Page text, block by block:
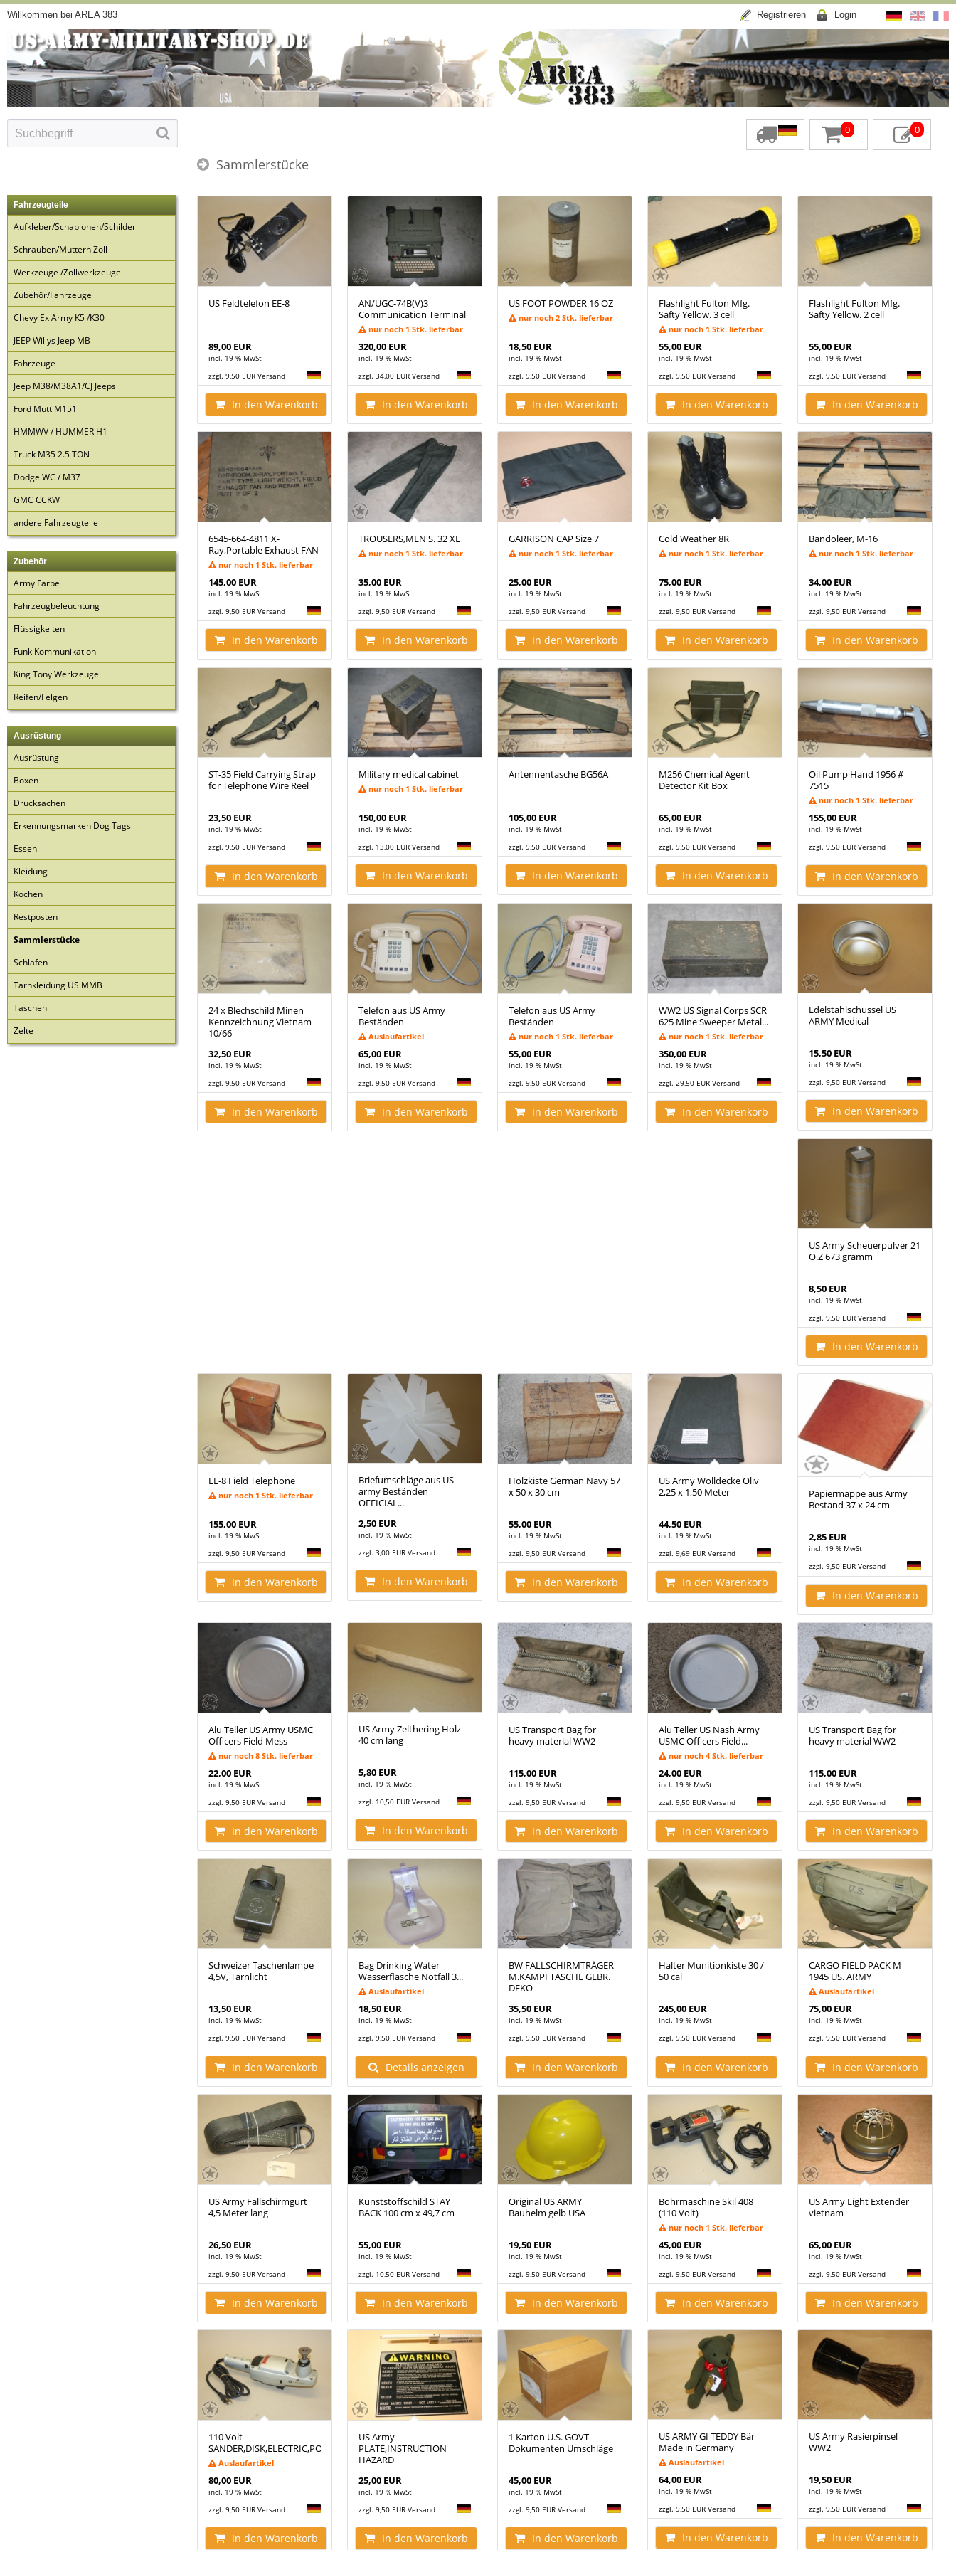
Willkommen bei AREA 383 Registrieren Login
0 0
Sammlerstücke
Fahrzeugteile
Aufkleber/Schablonen/Schilder
Schrauben/Muttern Zoll
Werkzeuge /Zollwerkzeuge
Zubehör/Fahrzeuge
Chevy Ex Army K5 /K30
JEEP Willys Jeep MB
Fahrzeuge
Jeep M38/M38A1/CJ Jeeps
Ford Mutt M151
HMMWV / HUMMER H1
Truck M35 2.5 TON
Dodge WC / M37
GMC CCKW
andere Fahrzeugteile
Zubehör
Army Farbe
Fahrzeugbeleuchtung
Flüssigkeiten
Funk Kommunikation
King Tony Werkzeuge
Reifen/Felgen
Ausrüstung
Ausrüstung
Boxen
Drucksachen
Erkennungsmarken Dog Tags
Essen
Kleidung
Kochen
Restposten
Sammlerstücke
Schlafen
Tarnkleidung US MMB
Taschen
Zelte
US Feldtelefon EE-8
89,00 EUR
incl. 19 % MwSt
zzgl. 9,50 EUR Versand
In den Warenkorb
AN/UGC-74B(V)3
Communication Terminal
nur noch 1 Stk. lieferbar
320,00 EUR
incl. 19 % MwSt
zzgl. 34,00 EUR Versand
In den Warenkorb
US FOOT POWDER 16 OZ
nur noch 2 Stk. lieferbar
18,50 EUR
incl. 19 % MwSt
zzgl. 9,50 EUR Versand
In den Warenkorb
Flashlight Fulton Mfg.
Safty Yellow. 3 cell
nur noch 1 Stk. lieferbar
55,00 EUR
incl. 19 % MwSt
zzgl. 9,50 EUR Versand
In den Warenkorb
Flashlight Fulton Mfg.
Safty Yellow. 2 cell
55,00 EUR
incl. 19 % MwSt
zzgl. 9,50 EUR Versand
In den Warenkorb
6545-664-4811 X-
Ray,Portable Exhaust FAN
nur noch 1 Stk. lieferbar
145,00 EUR
incl. 19 % MwSt
zzgl. 9,50 EUR Versand
In den Warenkorb
TROUSERS,MEN'S. 32 XL
nur noch 1 Stk. lieferbar
35,00 EUR
incl. 19 % MwSt
zzgl. 9,50 EUR Versand
In den Warenkorb
GARRISON CAP Size 7
nur noch 1 Stk. lieferbar
25,00 EUR
incl. 19 % MwSt
zzgl. 9,50 EUR Versand
In den Warenkorb
Cold Weather 8R
nur noch 1 Stk. lieferbar
75,00 EUR
incl. 19 % MwSt
zzgl. 9,50 EUR Versand
In den Warenkorb
Bandoleer, M-16
nur noch 1 Stk. lieferbar
34,00 EUR
incl. 19 % MwSt
zzgl. 9,50 EUR Versand
In den Warenkorb
ST-35 Field Carrying Strap
for Telephone Wire Reel
23,50 EUR
incl. 19 % MwSt
zzgl. 9,50 EUR Versand
In den Warenkorb
Military medical cabinet
nur noch 1 Stk. lieferbar
150,00 EUR
incl. 19 % MwSt
zzgl. 13,00 EUR Versand
In den Warenkorb
Antennentasche BG56A
105,00 EUR
incl. 19 % MwSt
zzgl. 9,50 EUR Versand
In den Warenkorb
M256 Chemical Agent
Detector Kit Box
65,00 EUR
incl. 19 % MwSt
zzgl. 9,50 EUR Versand
In den Warenkorb
Oil Pump Hand 1956 #
7515
nur noch 1 Stk. lieferbar
155,00 EUR
incl. 19 % MwSt
zzgl. 9,50 EUR Versand
In den Warenkorb
24 x Blechschild Minen
Kennzeichnung Vietnam
10/66
32,50 EUR
incl. 19 % MwSt
zzgl. 9,50 EUR Versand
In den Warenkorb
Telefon aus US Army
Beständen
Auslaufartikel
65,00 EUR
incl. 19 % MwSt
zzgl. 9,50 EUR Versand
In den Warenkorb
Telefon aus US Army
Beständen
nur noch 1 Stk. lieferbar
55,00 EUR
incl. 19 % MwSt
zzgl. 9,50 EUR Versand
In den Warenkorb
WW2 US Signal Corps SCR
625 Mine Sweeper Metal...
nur noch 1 Stk. lieferbar
350,00 EUR
incl. 19 % MwSt
zzgl. 29,50 EUR Versand
In den Warenkorb
Edelstahlschüssel US
ARMY Medical
15,50 EUR
incl. 19 % MwSt
zzgl. 9,50 EUR Versand
In den Warenkorb
US Army Scheuerpulver 21
O.Z 673 gramm
8,50 EUR
incl. 19 % MwSt
zzgl. 9,50 EUR Versand
In den Warenkorb
EE-8 Field Telephone
nur noch 1 Stk. lieferbar
155,00 EUR
incl. 19 % MwSt
zzgl. 9,50 EUR Versand
In den Warenkorb
Briefumschläge aus US
army Beständen
OFFICIAL...
2,50 EUR
incl. 19 % MwSt
zzgl. 3,00 EUR Versand
In den Warenkorb
Holzkiste German Navy 57
x 50 x 30 cm
55,00 EUR
incl. 19 % MwSt
zzgl. 9,50 EUR Versand
In den Warenkorb
US Army Wolldecke Oliv
2,25 x 1,50 Meter
44,50 EUR
incl. 19 % MwSt
zzgl. 9,69 EUR Versand
In den Warenkorb
Papiermappe aus Army
Bestand 37 x 24 cm
2,85 EUR
incl. 19 % MwSt
zzgl. 9,50 EUR Versand
In den Warenkorb
Alu Teller US Army USMC
Officers Field Mess
nur noch 8 Stk. lieferbar
22,00 EUR
incl. 19 % MwSt
zzgl. 9,50 EUR Versand
In den Warenkorb
US Army Zelthering Holz
40 cm lang
5,80 EUR
incl. 19 % MwSt
zzgl. 10,50 EUR Versand
In den Warenkorb
US Transport Bag for
heavy material WW2
115,00 EUR
incl. 19 % MwSt
zzgl. 9,50 EUR Versand
In den Warenkorb
Alu Teller US Nash Army
USMC Officers Field...
nur noch 4 Stk. lieferbar
24,00 EUR
incl. 19 % MwSt
zzgl. 9,50 EUR Versand
In den Warenkorb
US Transport Bag for
heavy material WW2
115,00 EUR
incl. 19 % MwSt
zzgl. 9,50 EUR Versand
In den Warenkorb
Schweizer Taschenlampe
4,5V, Tarnlicht
13,50 EUR
incl. 19 % MwSt
zzgl. 9,50 EUR Versand
In den Warenkorb
Bag Drinking Water
Wasserflasche Notfall 3...
Auslaufartikel
18,50 EUR
incl. 19 % MwSt
zzgl. 9,50 EUR Versand
Details anzeigen
BW FALLSCHIRMTRÄGER
M.KAMPFTASCHE GEBR.
DEKO
35,50 EUR
incl. 19 % MwSt
zzgl. 9,50 EUR Versand
In den Warenkorb
Halter Munitionkiste 30 /
50 cal
245,00 EUR
incl. 19 % MwSt
zzgl. 9,50 EUR Versand
In den Warenkorb
CARGO FIELD PACK M
1945 US. ARMY
Auslaufartikel
75,00 EUR
incl. 19 % MwSt
zzgl. 9,50 EUR Versand
In den Warenkorb
US Army Fallschirmgurt
4,5 Meter lang
26,50 EUR
incl. 19 % MwSt
zzgl. 9,50 EUR Versand
In den Warenkorb
Kunststoffschild STAY
BACK 100 cm x 49,7 cm
55,00 EUR
incl. 19 % MwSt
zzgl. 10,50 EUR Versand
In den Warenkorb
Original US ARMY
Bauhelm gelb USA
19,50 EUR
incl. 19 % MwSt
zzgl. 9,50 EUR Versand
In den Warenkorb
Bohrmaschine Skil 408
(110 Volt)
nur noch 1 Stk. lieferbar
45,00 EUR
incl. 19 % MwSt
zzgl. 9,50 EUR Versand
In den Warenkorb
US Army Light Extender
vietnam
65,00 EUR
incl. 19 % MwSt
zzgl. 9,50 EUR Versand
In den Warenkorb
110 Volt
SANDER,DISK,ELECTRIC,PORTABLE
Auslaufartikel
80,00 EUR
incl. 19 % MwSt
zzgl. 9,50 EUR Versand
In den Warenkorb
US Army
PLATE,INSTRUCTION
HAZARD
25,00 EUR
incl. 19 % MwSt
zzgl. 9,50 EUR Versand
In den Warenkorb
1 Karton U.S. GOVT
Dokumenten Umschläge
45,00 EUR
incl. 19 % MwSt
zzgl. 9,50 EUR Versand
In den Warenkorb
US ARMY GI TEDDY Bär
Made in Germany
Auslaufartikel
64,00 EUR
incl. 19 % MwSt
zzgl. 9,50 EUR Versand
In den Warenkorb
US Army Rasierpinsel
WW2
19,50 EUR
incl. 19 % MwSt
zzgl. 9,50 EUR Versand
In den Warenkorb